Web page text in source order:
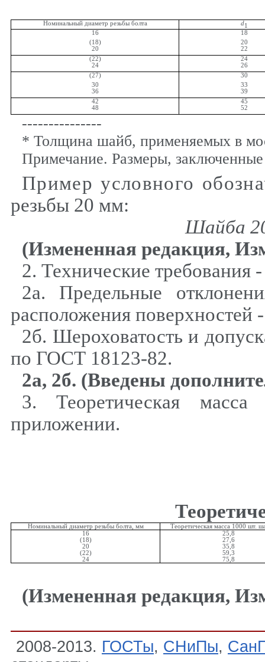
Номинальный диаметр резьбы болта d1
16
18
(18)
20
20
22
(22)
24
24
26
(27)
30
30
33
36
39
42
45
48
52
---------------
* Толщина шайб, применяемых в
Примечание. Размеры,
Пример условного
резьбы 20 мм:
Шайба
(Измененная редакция,
2. Технические
2а. Предельные
расположения
2б. Шероховатость и
по ГОСТ 18123-82.
2а, 2б. (Введены
3. Теоретическая
приложении.
Номинальный диаметр резьбы болта, мм
Теоретическая масса 1000 шт.
16
25,8
(18)
27,6
20
35,8
(22)
59,3
24
75,8
(Измененная редакция,
2008-2013. ГОСТы, СНиПы,